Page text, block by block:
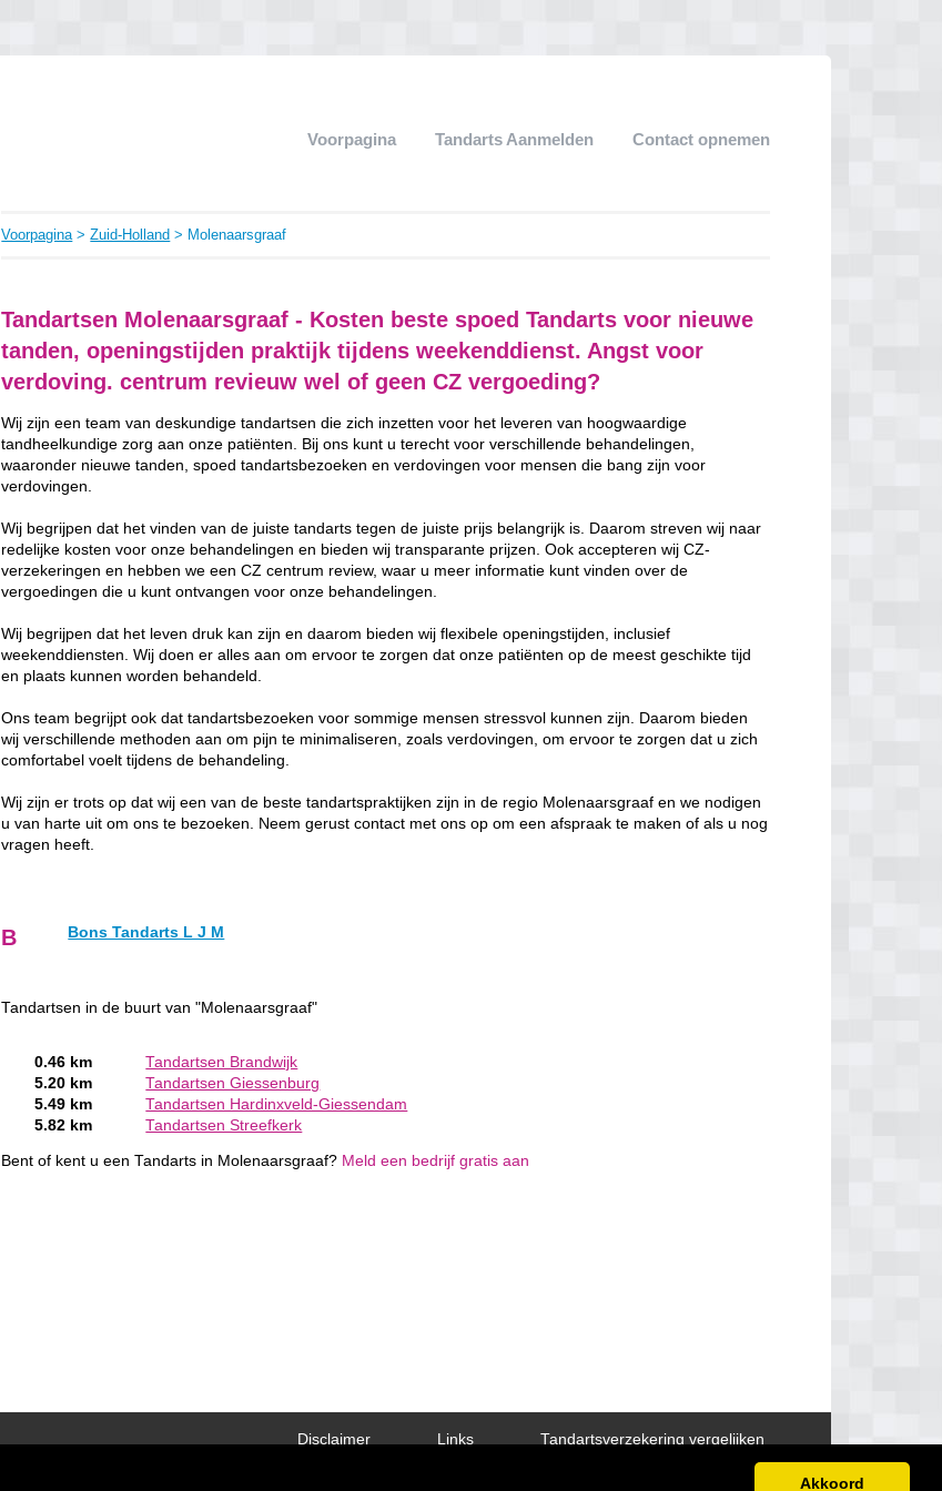
Akkoord
Voorpagina Tandarts Aanmelden Contact opnemen
Voorpagina>Zuid-Holland > Molenaarsgraaf
Tandartsen Molenaarsgraaf - Kosten beste spoed Tandarts voor nieuwe
tanden, openingstijden praktijk tijdens weekenddienst. Angst voor
verdoving. centrum revieuw wel of geen CZ vergoeding?
Wij zijn een team van deskundige tandartsen die zich inzetten voor het leveren van hoogwaardige
tandheelkundige zorg aan onze patiënten. Bij ons kunt u terecht voor verschillende behandelingen,
waaronder nieuwe tanden, spoed tandartsbezoeken en verdovingen voor mensen die bang zijn voor
verdovingen.
Wij begrijpen dat het vinden van de juiste tandarts tegen de juiste prijs belangrijk is. Daarom streven wij naar
redelijke kosten voor onze behandelingen en bieden wij transparante prijzen. Ook accepteren wij CZ-
verzekeringen en hebben we een CZ centrum review, waar u meer informatie kunt vinden over de
vergoedingen die u kunt ontvangen voor onze behandelingen.
Wij begrijpen dat het leven druk kan zijn en daarom bieden wij flexibele openingstijden, inclusief
weekenddiensten. Wij doen er alles aan om ervoor te zorgen dat onze patiënten op de meest geschikte tijd
en plaats kunnen worden behandeld.
Ons team begrijpt ook dat tandartsbezoeken voor sommige mensen stressvol kunnen zijn. Daarom bieden
wij verschillende methoden aan om pijn te minimaliseren, zoals verdovingen, om ervoor te zorgen dat u zich
comfortabel voelt tijdens de behandeling.
Wij zijn er trots op dat wij een van de beste tandartspraktijken zijn in de regio Molenaarsgraaf en we nodigen
u van harte uit om ons te bezoeken. Neem gerust contact met ons op om een afspraak te maken of als u nog
vragen heeft.
B Bons Tandarts L J M
Tandartsen in de buurt van "Molenaarsgraaf"
0.46 km
Tandartsen Brandwijk
5.20 km
Tandartsen Giessenburg
5.49 km
Tandartsen Hardinxveld-Giessendam
5.82 km
Tandartsen Streefkerk
Bent of kent u een Tandarts in Molenaarsgraaf? Meld een bedrijf gratis aan
Tandartsverzekering vergelijken
Links
Disclaimer